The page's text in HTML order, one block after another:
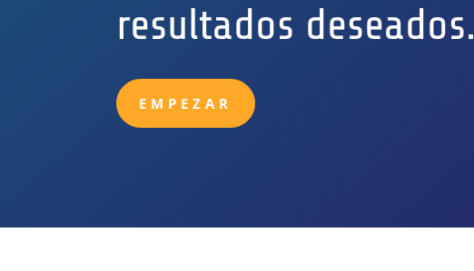
resultados deseados.
EMPEZAR